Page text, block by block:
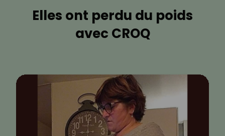
Elles ont perdu du poids
avec CROQ